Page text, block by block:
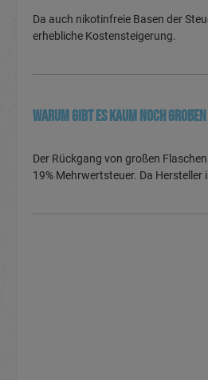
Da auch nikotinfreie Basen der
erhebliche Kostensteigerung.
Warum gibt es kaum noch
Der Rückgang von großen
19% Mehrwertsteuer. Da